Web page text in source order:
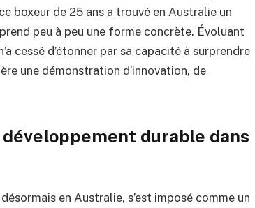
boxeur de 25 ans a trouvé en Australie un
peu à peu une forme concrète. Évoluant
cessé d’étonner par sa capacité à surprendre
une démonstration d’innovation, de
durable dans
en Australie, s’est imposé comme un